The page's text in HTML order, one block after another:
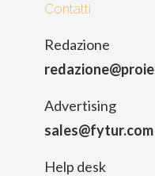
Contatti
Redazione
Advertising
sales@fytur.com
Help desk